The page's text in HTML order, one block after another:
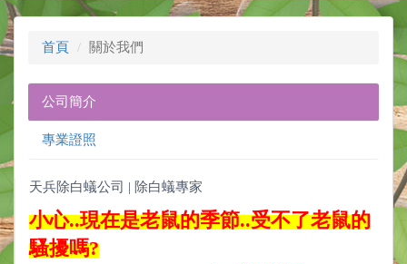
首頁 關於我們
公司簡介
專業證照
天兵除白蟻公司 | 除白蟻專家
小心..現在是老鼠的季節..受不了老鼠的
騷擾嗎?